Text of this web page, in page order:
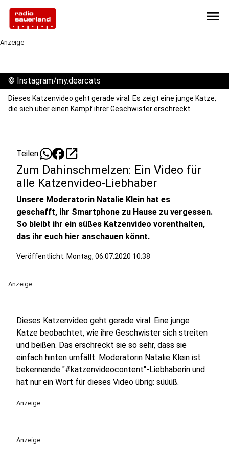
menu
Anzeige
© Instagram/my.dearcats
Dieses Katzenvideo geht gerade viral. Es zeigt eine junge Katze,
die sich über einen Kampf ihrer Geschwister erschreckt.
Teilen: open_in_new
Zum Dahinschmelzen: Ein Video für
alle Katzenvideo-Liebhaber
Unsere Moderatorin Natalie Klein hat es
geschafft, ihr Smartphone zu Hause zu vergessen.
So bleibt ihr ein süßes Katzenvideo vorenthalten,
das ihr euch hier anschauen könnt.
Veröffentlicht: Montag, 06.07.2020 10:38
Anzeige
Dieses Katzenvideo geht gerade viral. Eine junge
Katze beobachtet, wie ihre Geschwister sich streiten
und beißen. Das erschreckt sie so sehr, dass sie
einfach hinten umfällt. Moderatorin Natalie Klein ist
bekennende "#katzenvideocontent"-Liebhaberin und
hat nur ein Wort für dieses Video übrig: süüüß.
Anzeige
Anzeige